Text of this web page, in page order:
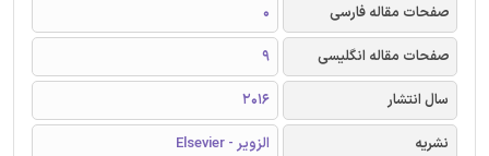
صفحات مقاله فارسی
0
صفحات مقاله انگلیسی
9
سال انتشار
2016
نشریه
الزویر - Elsevier